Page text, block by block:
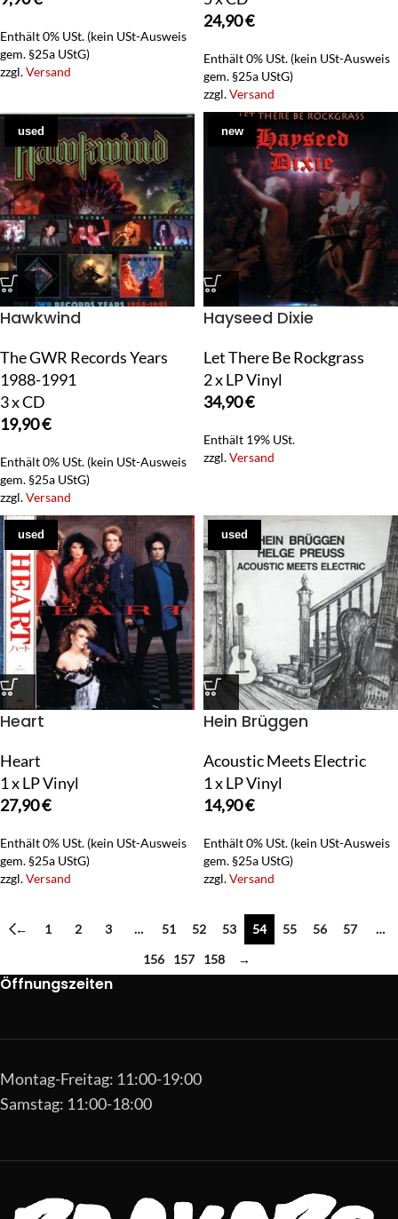
Enthält 0% USt. (kein USt-Ausweis
gem. §25a UStG)
zzgl.Versand
24,90€
Enthält 0% USt. (kein USt-Ausweis
gem. §25a UStG)
zzgl.Versand
used
Hawkwind
The GWR Records Years
1988-1991
3 x CD
19,90€
Enthält 0% USt. (kein USt-Ausweis
gem. §25a UStG)
zzgl.Versand
new
Hayseed Dixie
Let There Be Rockgrass
2 x LP Vinyl
34,90€
Enthält 19% USt.
zzgl.Versand
used
Heart
Heart
1 x LP Vinyl
27,90€
Enthält 0% USt. (kein USt-Ausweis
gem. §25a UStG)
zzgl.Versand
used
Hein Brüggen
Acoustic Meets Electric
1 x LP Vinyl
14,90€
Enthält 0% USt. (kein USt-Ausweis
gem. §25a UStG)
zzgl.Versand
← 1 2 3 … 51 52 53 54 55 56 57
…
156
157 158 →
Öffnungszeiten
Montag-Freitag: 11:00-19:00
Samstag: 11:00-18:00